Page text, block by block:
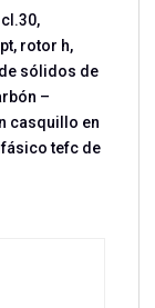
rotor h,
sólidos de
–
casquillo en
tefc de